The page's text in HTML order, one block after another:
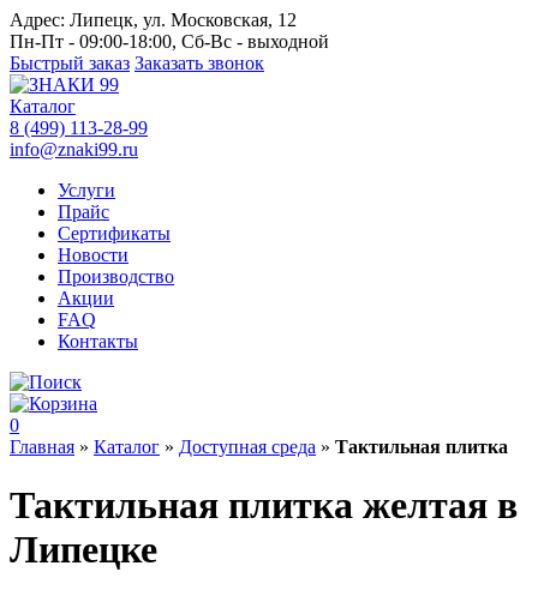
Адрес: Липецк, ул. Московская, 12
Пн-Пт - 09:00-18:00, Сб-Вс - выходной
Быстрый заказ Заказать звонок
Каталог
8 (499) 113-28-99
info@znaki99.ru
Услуги
Прайс
Сертификаты
Новости
Производство
Акции
FAQ
Контакты
0
Главная » Каталог » Доступная среда » Тактильная плитка
Тактильная плитка желтая в
Липецке